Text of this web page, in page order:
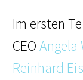
Im ersten
CEOAngela
Reinhard